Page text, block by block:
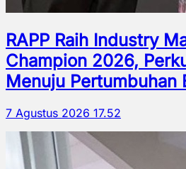
RAPP Raih Industry
Champion 2026,
Menuju Pertumbuhan
7 Agustus 2026 17.52